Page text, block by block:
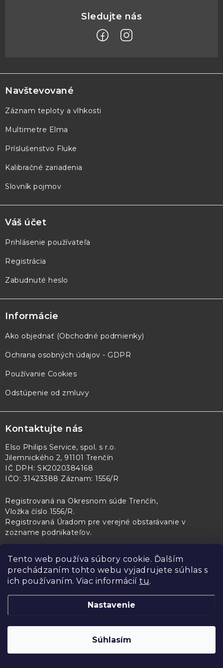
Tento web používa súbory cookie. Ďalším
prechádzaním tohto webu vyjadrujete súhlas s
ich používaním. Viac informácií tu.
Nastavenie
Súhlasím
á
p
ä
e
Navštevované
Záznam teploty a vlhkosti
Multimetre Elma
Príslušenstvo Fluke
Kalibračné zariadenia
Slovník pojmov
Váš účet
Prihlásenie používateľa
Registrácia
Zabudnuté heslo
Informácie
Ako objednať (Obchodné podmienky)
Ochrana osobných údajov - GDPR
Používanie Cookies
Odstúpenie od zmluvy
Kontaktujte nás
Elso Philips Service, spol. s r.o.
Jilemnického 2, 91101 Trenčín
IČ DPH: SK2020384168
IČO: 31423388 Záznam: 1556/R
Registrovaná na Okresnom súde Trenčín,
Vložka číslo 1556/R.
Registrovaná Úradom pre verejné obstarávanie v
zozname podnikateľov.
PL Servis Kontroltech Technický skúšobný ústav Piešťany
Copyright 2026
Upraviť
nastavenie cookies